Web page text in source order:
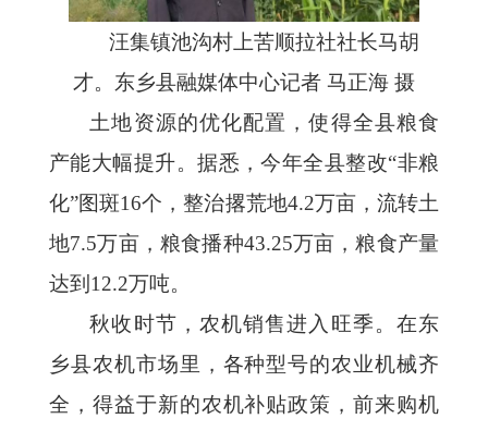
汪集镇池沟村上苦顺拉社社长马胡
才。东乡县融媒体中心记者 马正海 摄
土地资源的优化配置，使得全县粮食
产能大幅提升。据悉，今年全县整改“非粮
化”图斑16个，整治撂荒地4.2万亩，流转土
地7.5万亩，粮食播种43.25万亩，粮食产量
达到12.2万吨。
秋收时节，农机销售进入旺季。在东
乡县农机市场里，各种型号的农业机械齐
全，得益于新的农机补贴政策，前来购机